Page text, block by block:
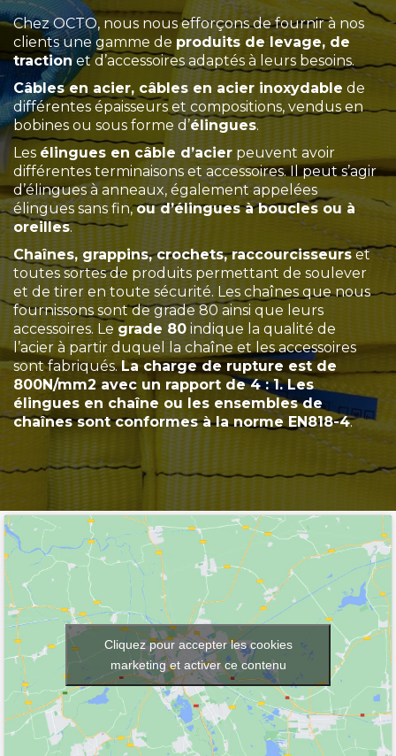
Chez OCTO, nous nous efforçons de fournir à nos
clients une gamme de produits de levage, de
tractionet d’accessoires adaptés à leurs besoins.
Câbles en acier, câbles en acier inoxydable de
différentes épaisseurs et compositions, vendus en
bobines ou sous forme d’élingues.
Les élingues en câble d’acier peuvent avoir
différentes terminaisons et accessoires. Il peut s’agir
d’élingues à anneaux, également appelées
élingues sans fin,ou d’élingues à boucles ou à
oreilles.
Chaînes, grappins, crochets, raccourcisseurset
toutes sortes de produits permettant de soulever
et de tirer en toute sécurité. Les chaînes que nous
fournissons sont de grade 80 ainsi que leurs
accessoires. Le grade 80 indique la qualité de
l’acier à partir duquel la chaîne et les accessoires
sont fabriqués.La charge de rupture est de
800N/mm2 avec un rapport de 4 : 1. Les
élingues en chaîne ou les ensembles de
chaînes sont conformes à la norme EN818-4.
Cliquez pour accepter les cookies
marketing et activer ce contenu